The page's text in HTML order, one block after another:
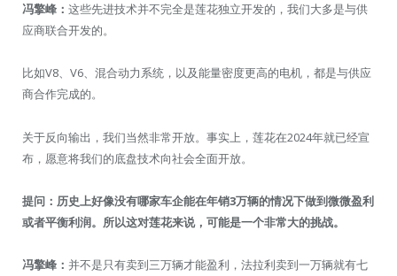
冯擎峰： 这些先进技术并不完全是莲花独立开发的，我们大多是与供
应商联合开发的。
比如V8、V6、混合动力系统，以及能量密度更高的电机，都是与供应
商合作完成的。
关于反向输出，我们当然非常开放。事实上，莲花在2024年就已经宣
布，愿意将我们的底盘技术向社会全面开放。
提问：历史上好像没有哪家车企能在年销3万辆的情况下做到微微盈利
或者平衡利润。所以这对莲花来说，可能是一个非常大的挑战。
冯擎峰： 并不是只有卖到三万辆才能盈利，法拉利卖到一万辆就有七